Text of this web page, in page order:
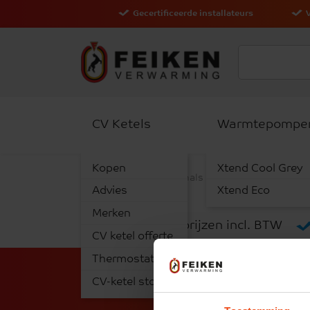
Gecertificeerde installateurs
CV Ketels
Kopen
Advies
Merken
CV ketel offerte
Thermostaten
CV-ketel storing
Xtend Cool Grey
Xtend Eco
Onze Professionals
Alle prijzen incl. BTW